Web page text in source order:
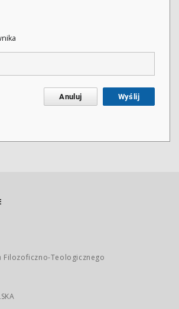
Anuluj Wyślij
Filozoficzno-Teologicznego